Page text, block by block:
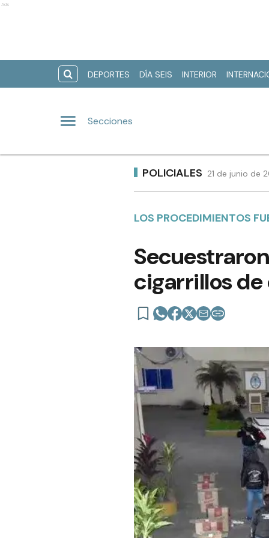
Ads
DEPORTES DÍA SEIS INTERIOR
Secciones
POLICIALES 21 de junio de
LOS PROCEDIMIENTOS
cigarrillos